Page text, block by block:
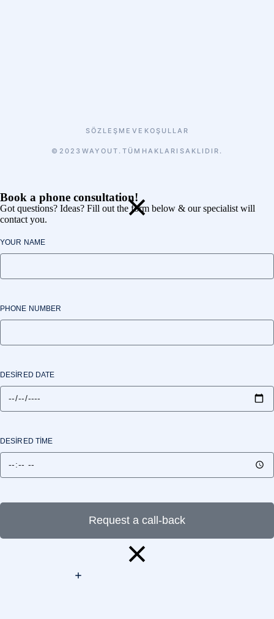
© 2023 WAYOUT. TÜM HAKLARI SAKLIDIR.
SÖZLEŞME VE KOŞULLAR
Book a phone consultation!
Got questions? Ideas? Fill out the form below & our specialist will
contact you.
YOUR NAME
PHONE NUMBER
DESIRED DATE
DESIRED TIME
Request a call-back